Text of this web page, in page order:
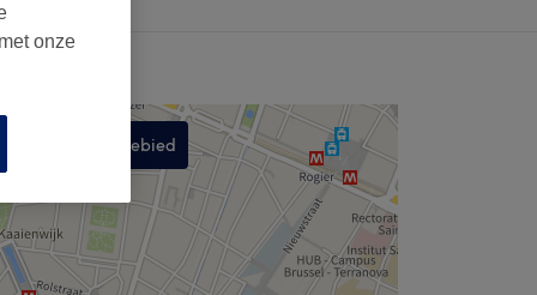
Zoek in dit gebied
onze